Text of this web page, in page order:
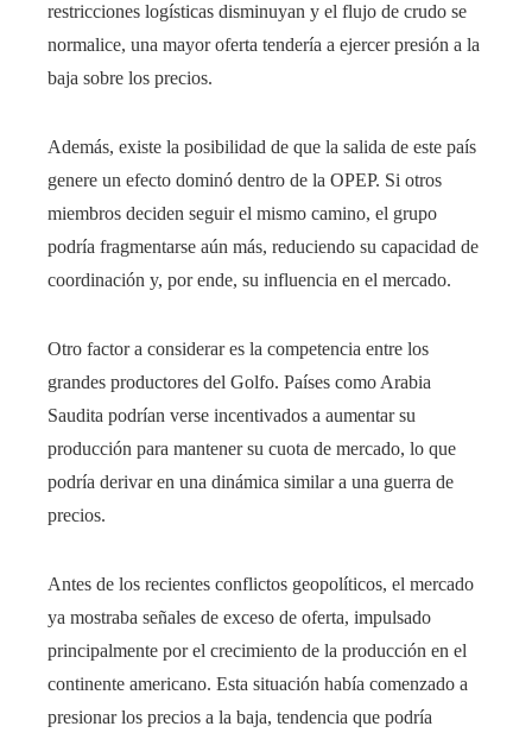
restricciones logísticas disminuyan y el flujo de crudo se
normalice, una mayor oferta tendería a ejercer presión a la
baja sobre los precios.
Además, existe la posibilidad de que la salida de este país
genere un efecto dominó dentro de la OPEP. Si otros
miembros deciden seguir el mismo camino, el grupo
podría fragmentarse aún más, reduciendo su capacidad de
coordinación y, por ende, su influencia en el mercado.
Otro factor a considerar es la competencia entre los
grandes productores del Golfo. Países como Arabia
Saudita podrían verse incentivados a aumentar su
producción para mantener su cuota de mercado, lo que
podría derivar en una dinámica similar a una guerra de
precios.
Antes de los recientes conflictos geopolíticos, el mercado
ya mostraba señales de exceso de oferta, impulsado
principalmente por el crecimiento de la producción en el
continente americano. Esta situación había comenzado a
presionar los precios a la baja, tendencia que podría